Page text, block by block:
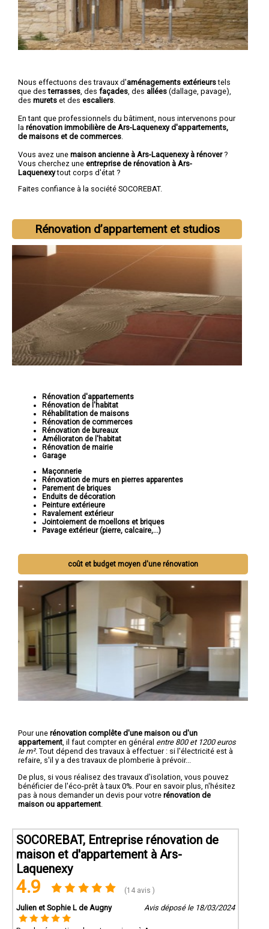
Nous effectuons des travaux d'aménagements extérieurstels
que desterrasses , des façades , des allées (dallage, pavage),
des murets et des escaliers
En tant que professionnels du bâtiment, nous intervenons pour
la rénovation immobilière de Ars-Laquenexy d'appartements,
de maisons et de commerces
Vous avez une maison ancienne à Ars-Laquenexy à rénover?
Vous cherchez une entreprise de rénovation à Ars-
Laquenexytout corps d'état ?
Faites confiance à la société SOCOREBAT.
Rénovation d’appartement et studios
Rénovation d'appartements
Rénovation de l'habitat
Réhabilitation de maisons
Rénovation de commerces
Rénovation de bureaux
Amélioraton de l'habitat
Rénovation de mairie
Garage
Maçonnerie
Rénovation de murs en pierres apparentes
Parement de briques
Enduits de décoration
Peinture extérieure
Ravalement extérieur
Jointoiement de moellons et briques
Pavage extérieur (pierre, calcaire,...)
coût et budget moyen d'une rénovation
Pour une rénovation complête d'une maison ou d'un
appartement , il faut compter en général entre 800 et 1200 euros
le m². Tout dépend des travaux à effectuer : si l'électricité est à
refaire, s'il y a des travaux de plomberie à prévoir...
De plus, si vous réalisez des travaux d'isolation, vous pouvez
bénéficier de l'éco-prêt à taux 0%. Pour en savoir plus, n'hésitez
pas à nous demander un devis pour votre rénovation de
maison ou appartement
SOCOREBAT, Entreprise rénovation de
maison et d'appartement à Ars-
Laquenexy
4.9 (14 avis )
Julien et Sophie L de Augny Avis déposé le 18/03/2024